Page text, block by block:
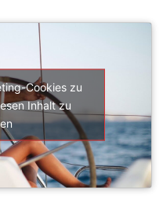
Cookies zu
Inhalt zu